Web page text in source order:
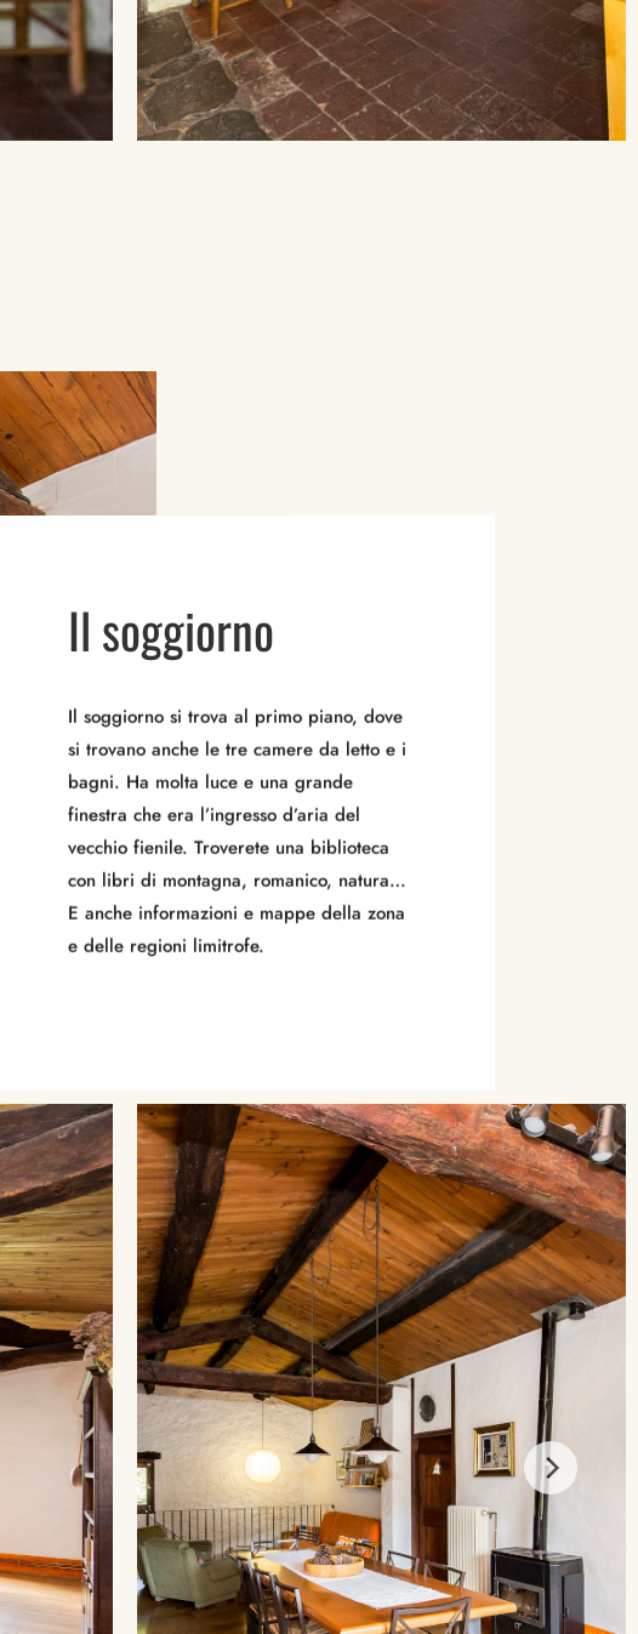
Il soggiorno
Il soggiorno si trova al primo piano, dove
si trovano anche le tre camere da letto e i
bagni. Ha molta luce e una grande
finestra che era l’ingresso d’aria del
vecchio fienile. Troverete una biblioteca
con libri di montagna, romanico, natura…
E anche informazioni e mappe della zona
e delle regioni limitrofe.